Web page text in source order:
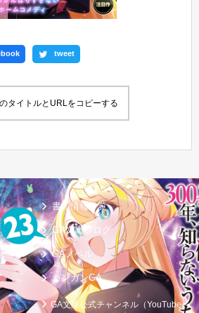
tweet
タイトルとURLをコピーする
書籍情報一覧
GA文庫ブログ
GAノベル
ガンガンGA
GA文庫公式チャンネル（YouTube）